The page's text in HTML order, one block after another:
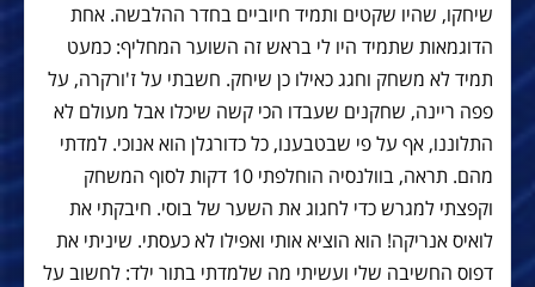
שיחקו, שהיו שקטים ותמיד חיוביים בחדר ההלבשה. אחת
הדוגמאות שתמיד היו לי בראש זה השוער המחליף: כמעט
תמיד לא משחק וחגג כאילו כן שיחק. חשבתי על ז'ורקרה, על
פפה ריינה, שחקנים שעבדו הכי קשה שיכלו אבל מעולם לא
התלוננו, אף על פי שבטבענו, כל כדורגלן הוא אנוכי. למדתי
מהם. תראה, בוולנסיה הוחלפתי 10 דקות לסוף המשחק
וקפצתי למגרש כדי לחגוג את השער של בוסי. חיבקתי את
לואיס אנריקה! הוא הוציא אותי ואפילו לא כעסתי. שיניתי את
דפוס החשיבה שלי ועשיתי מה שלמדתי בתור ילד: לחשוב על